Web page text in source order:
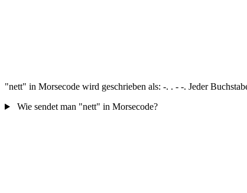
"nett" in Morsecode wird geschrieben als: -. . - -. Jeder
Wie sendet man "nett" in Morsecode?